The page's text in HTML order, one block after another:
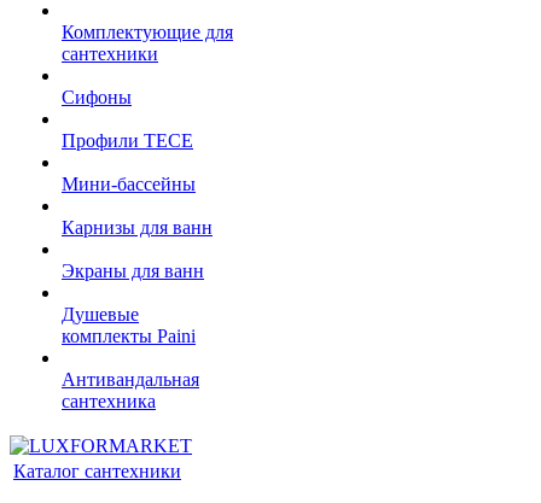
Комплектующие для
сантехники
Сифоны
Профили TECE
Мини-бассейны
Карнизы для ванн
Экраны для ванн
Душевые
комплекты Paini
Антивандальная
сантехника
Каталог сантехники